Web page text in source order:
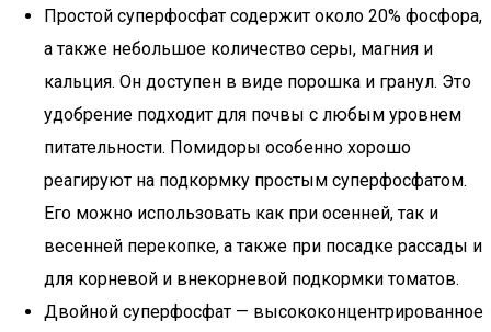
Простой суперфосфат содержит около 20% фосфора,
а также небольшое количество серы, магния и
кальция. Он доступен в виде порошка и гранул. Это
удобрение подходит для почвы с любым уровнем
питательности. Помидоры особенно хорошо
реагируют на подкормку простым суперфосфатом.
Его можно использовать как при осенней, так и
весенней перекопке, а также при посадке рассады и
для корневой и внекорневой подкормки томатов.
Двойной суперфосфат — высококонцентрированное